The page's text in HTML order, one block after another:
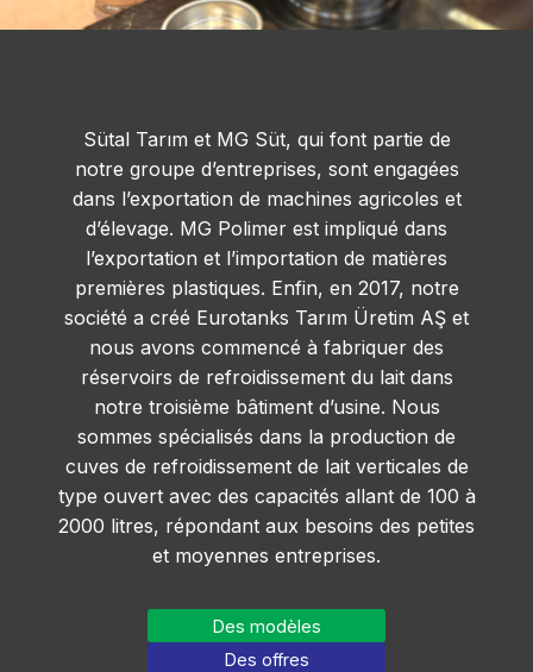
Sütal Tarım et MG Süt, qui font partie de
notre groupe d’entreprises, sont engagées
dans l’exportation de machines agricoles et
d’élevage. MG Polimer est impliqué dans
l’exportation et l’importation de matières
premières plastiques. Enfin, en 2017, notre
société a créé Eurotanks Tarım Üretim AŞ et
nous avons commencé à fabriquer des
réservoirs de refroidissement du lait dans
notre troisième bâtiment d’usine. Nous
sommes spécialisés dans la production de
cuves de refroidissement de lait verticales de
type ouvert avec des capacités allant de 100 à
2000 litres, répondant aux besoins des petites
et moyennes entreprises.
Des modèles
Des offres